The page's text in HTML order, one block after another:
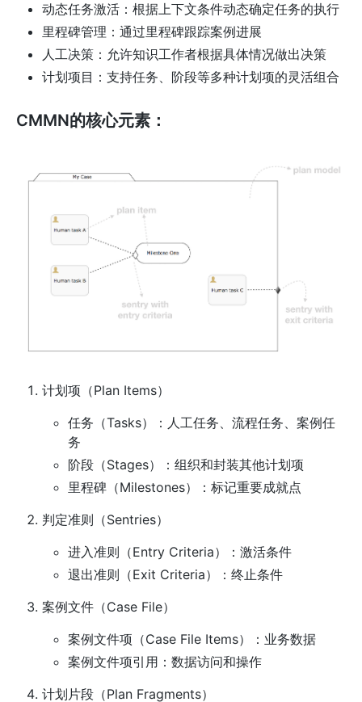
动态任务激活：根据上下文条件动态确定任务的执行
里程碑管理：通过里程碑跟踪案例进展
人工决策：允许知识工作者根据具体情况做出决策
计划项目：支持任务、阶段等多种计划项的灵活组合
CMMN的核心元素：
计划项（Plan Items）
任务（Tasks）：人工任务、流程任务、案例任
务
阶段（Stages）：组织和封装其他计划项
里程碑（Milestones）：标记重要成就点
判定准则（Sentries）
进入准则（Entry Criteria）：激活条件
退出准则（Exit Criteria）：终止条件
案例文件（Case File）
案例文件项（Case File Items）：业务数据
案例文件项引用：数据访问和操作
计划片段（Plan Fragments）